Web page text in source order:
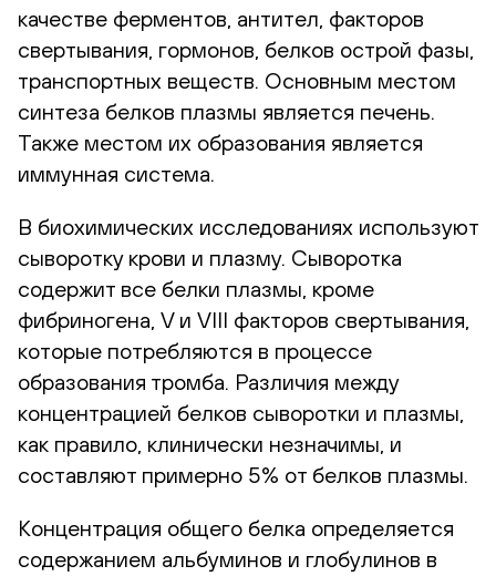
качестве ферментов, антител, факторов
свертывания, гормонов, белков острой фазы,
транспортных веществ. Основным местом
синтеза белков плазмы является печень.
Также местом их образования является
иммунная система.
В биохимических исследованиях используют
сыворотку крови и плазму. Сыворотка
содержит все белки плазмы, кроме
фибриногена, V и VIII факторов свертывания,
которые потребляются в процессе
образования тромба. Различия между
концентрацией белков сыворотки и плазмы,
как правило, клинически незначимы, и
составляют примерно 5% от белков плазмы.
Концентрация общего белка определяется
содержанием альбуминов и глобулинов в